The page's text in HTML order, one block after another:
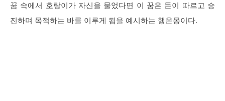
꿈 속에서 호랑이가 자신을 물었다면 이 꿈은 돈이 따르고 승
진하며 목적하는 바를 이루게 됨을 예시하는 행운몽이다.